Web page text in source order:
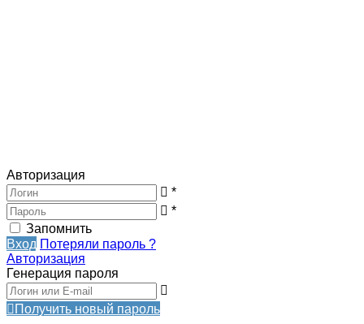
Авторизация
*
*
Запомнить
Вход Потеряли пароль ?
Авторизация
Генерация пароля
Получить новый пароль